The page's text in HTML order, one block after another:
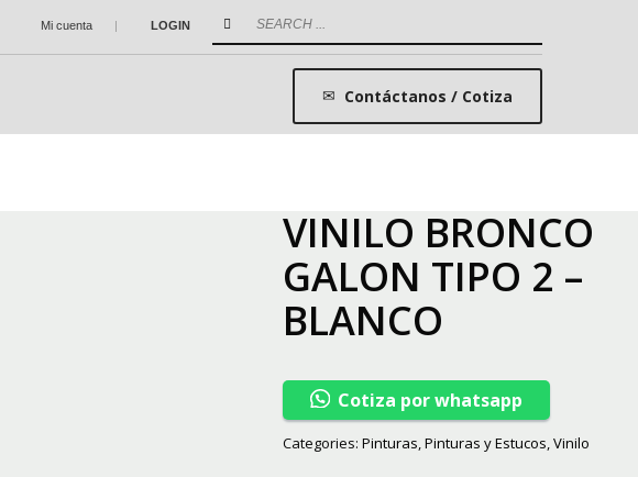
Mi cuenta | LOGIN
Contáctanos / Cotiza
VINILO BRONCO
GALON TIPO 2 –
BLANCO
Cotiza por whatsapp
Categories:Pinturas,Pinturas y Estucos,Vinilo